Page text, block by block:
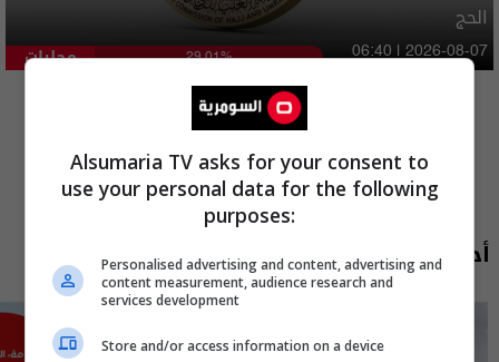
الحج
محليات 29.01% 06:40 | 2026-08-07
المزيد
أحدث الحلقات
Alsumaria TV asks for your consent to
use your personal data for the following
purposes:
Personalised advertising and content, advertising and
content measurement, audience research and
services development
Store and/or access information on a device